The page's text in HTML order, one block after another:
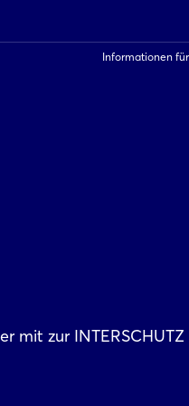
Informationen für
mit zur INTERSCHUTZ